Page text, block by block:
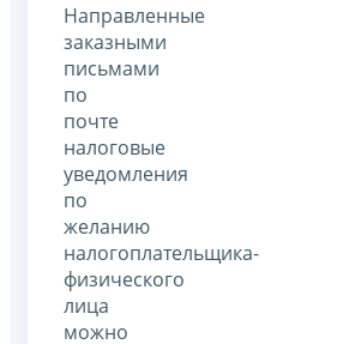
Направленные
заказными
письмами
по
почте
налоговые
уведомления
по
желанию
налогоплательщика-
физического
лица
можно